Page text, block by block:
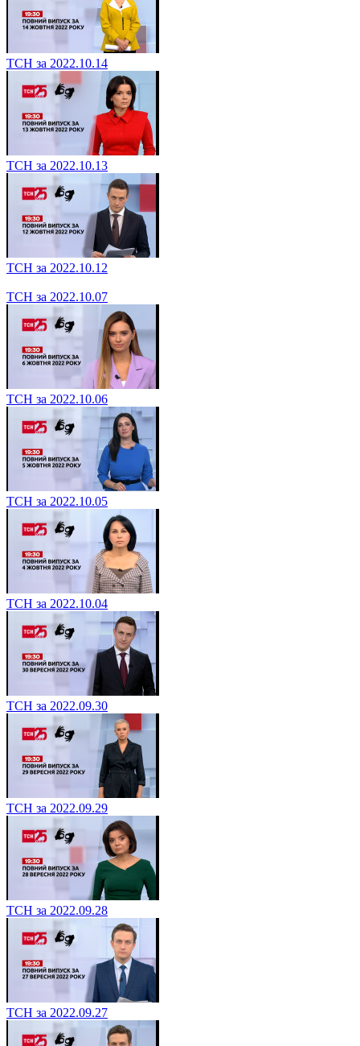
ТСН за 2022.10.14
ТСН за 2022.10.13
ТСН за 2022.10.12
ТСН за 2022.10.07
ТСН за 2022.10.06
ТСН за 2022.10.05
ТСН за 2022.10.04
ТСН за 2022.09.30
ТСН за 2022.09.29
ТСН за 2022.09.28
ТСН за 2022.09.27